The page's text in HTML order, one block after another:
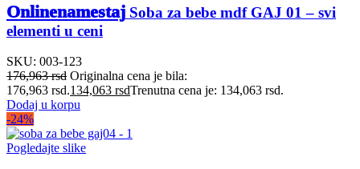
Onlinenamestaj Soba za bebe mdf GAJ 01 – svi
elementi u ceni
SKU: 003-123
176,963rsd Originalna cena je bila:
176,963 rsd.134,063 rsdTrenutna cena je: 134,063 rsd.
Dodaj u korpu
-24%
Pogledajte slike